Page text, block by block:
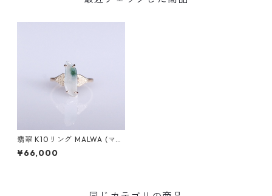
翡翠 K10リング MALWA (マル
ワ)
¥66,000